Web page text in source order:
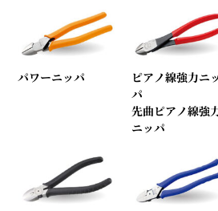
パワーニッパ
ピアノ線強力ニ
パ
先曲ピアノ線強
ニッパ